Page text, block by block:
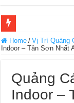
Home / Vị Trí Quảng
Indoor – Tân Sơn Nhất
Quảng
Indoor –